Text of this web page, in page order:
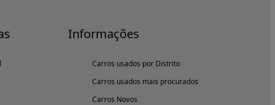
Informações
Carros usados por Distrito
Carros usados mais procurados
Carros Novos